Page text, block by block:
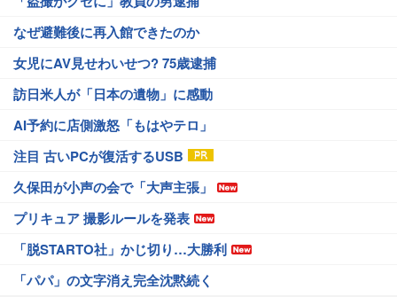
なぜ避難後に再入館できたのか
女児にAV見せわいせつ? 75歳逮捕
訪日米人が「日本の遺物」に感動
AI予約に店側激怒「もはやテロ」
注目 古いPCが復活するUSB
久保田が小声の会で「大声主張」
プリキュア 撮影ルールを発表
「脱STARTO社」かじ切り…大勝利
「パパ」の文字消え完全沈黙続く